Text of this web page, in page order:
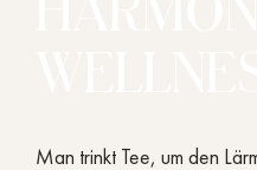
Man trinkt Tee, um den